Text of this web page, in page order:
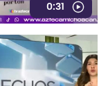
0:31